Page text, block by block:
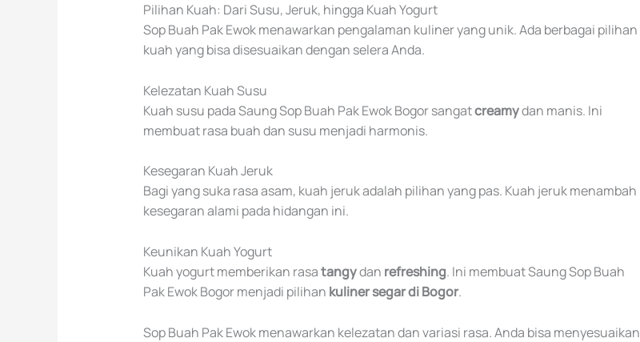
Pilihan Kuah: Dari Susu, Jeruk, hingga Kuah Yogurt
Sop Buah Pak Ewok menawarkan pengalaman kuliner yang unik. Ada berbagai pilihan
kuah yang bisa disesuaikan dengan selera Anda.
Kelezatan Kuah Susu
Kuah susu pada Saung Sop Buah Pak Ewok Bogor sangatcreamydan manis. Ini
membuat rasa buah dan susu menjadi harmonis.
Kesegaran Kuah Jeruk
Bagi yang suka rasa asam, kuah jeruk adalah pilihan yang pas. Kuah jeruk menambah
kesegaran alami pada hidangan ini.
Keunikan Kuah Yogurt
Kuah yogurt memberikan rasatangydan refreshing. Ini membuat Saung Sop Buah
Pak Ewok Bogor menjadi pilihan kuliner segar di Bogor.
Sop Buah Pak Ewok menawarkan kelezatan dan variasi rasa. Anda bisa menyesuaikan